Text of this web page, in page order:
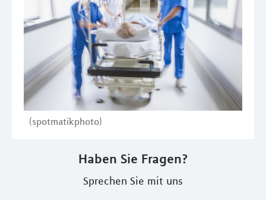
(spotmatikphoto)
Haben Sie Fragen?
Sprechen Sie mit uns